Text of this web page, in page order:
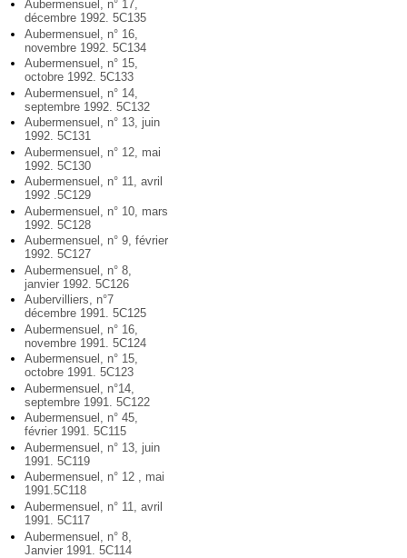
Aubermensuel, n° 17,
décembre 1992. 5C135
Aubermensuel, n° 16,
novembre 1992. 5C134
Aubermensuel, n° 15,
octobre 1992. 5C133
Aubermensuel, n° 14,
septembre 1992. 5C132
Aubermensuel, n° 13, juin
1992. 5C131
Aubermensuel, n° 12, mai
1992. 5C130
Aubermensuel, n° 11, avril
1992 .5C129
Aubermensuel, n° 10, mars
1992. 5C128
Aubermensuel, n° 9, février
1992. 5C127
Aubermensuel, n° 8,
janvier 1992. 5C126
Aubervilliers, n°7
décembre 1991. 5C125
Aubermensuel, n° 16,
novembre 1991. 5C124
Aubermensuel, n° 15,
octobre 1991. 5C123
Aubermensuel, n°14,
septembre 1991. 5C122
Aubermensuel, n° 45,
février 1991. 5C115
Aubermensuel, n° 13, juin
1991. 5C119
Aubermensuel, n° 12 , mai
1991.5C118
Aubermensuel, n° 11, avril
1991. 5C117
Aubermensuel, n° 8,
Janvier 1991. 5C114